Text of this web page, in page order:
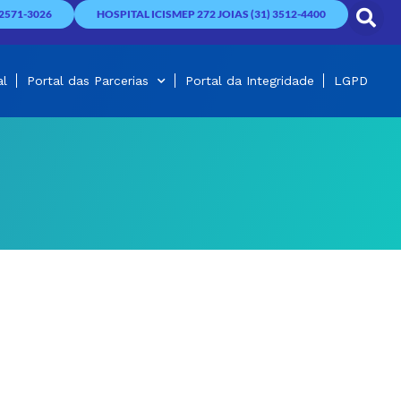
3026 HOSPITAL ICISMEP 272 JOIAS (31) 3512-4400
Portal das Parcerias Portal da Integridade LGPD